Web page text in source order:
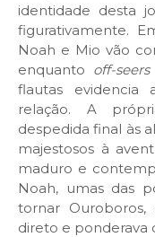
identidade desta
figurativamente.
Noah e Mio vão
enquanto off-seers
flautas evidencia
relação. A
despedida final às
majestosos à
maduro e
Noah, umas das
tornar
direto e ponderava